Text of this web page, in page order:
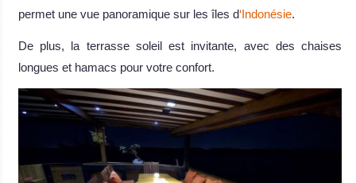
permet une vue panoramique sur les îles d‘Indonésie.
De plus, la terrasse soleil est invitante, avec des chaises
longues et hamacs pour votre confort.